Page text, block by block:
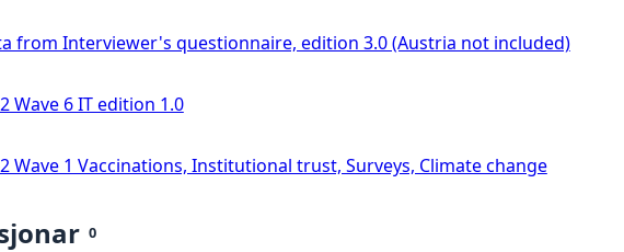
from Interviewer's questionnaire, edition 3.0 (Austria not included)
Wave 6 IT edition 1.0
2 Wave 1 Vaccinations, Institutional trust, Surveys, Climate change
0